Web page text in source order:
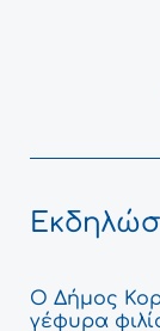
Ο Δήμος
γέφυρα